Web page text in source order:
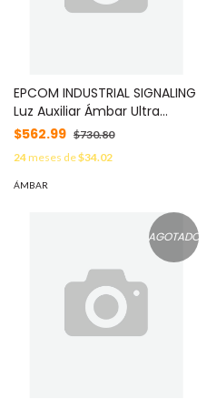
EPCOM INDUSTRIAL SIGNALING
Luz Auxiliar Ámbar Ultra
Brillante Para Automóviles,
Con Montaje Magnético
MOD: LTE2115B
$562.99 $730.80
24meses de$34.02
ÁMBAR
AGOTADO